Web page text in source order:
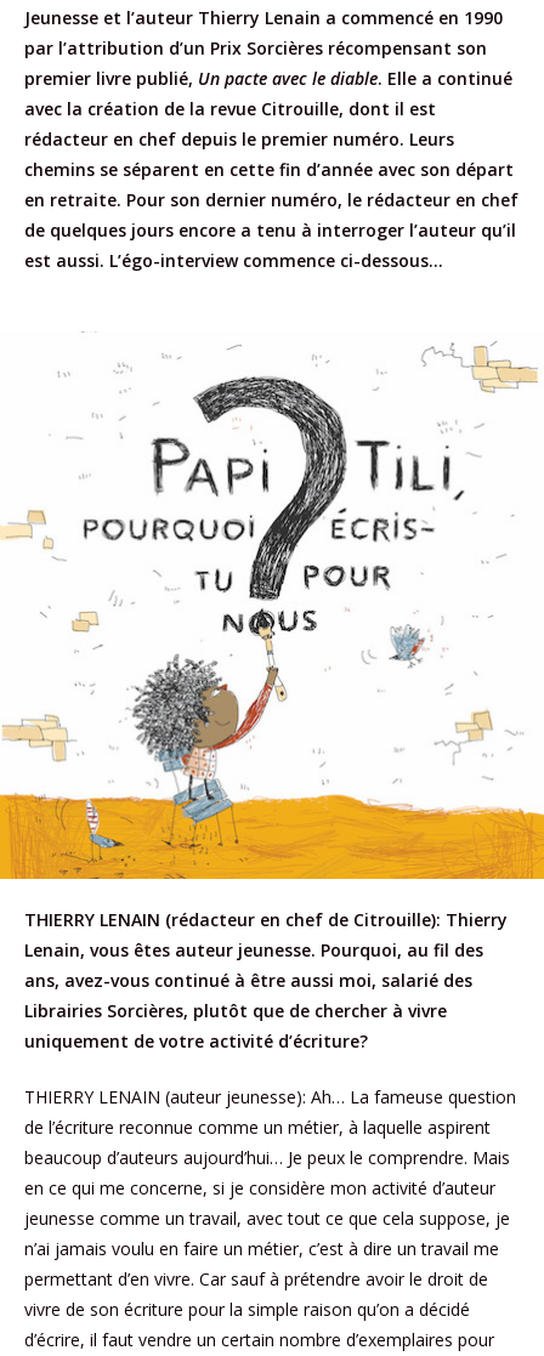
Jeunesse et l’auteur Thierry Lenain a commencé en 1990
par l’attribution d’un Prix Sorcières récompensant son
premier livre publié, Un pacte avec le diable. Elle a continué
avec la création de la revue Citrouille, dont il est
rédacteur en chef depuis le premier numéro. Leurs
chemins se séparent en cette fin d’année avec son départ
en retraite. Pour son dernier numéro, le rédacteur en chef
de quelques jours encore a tenu à interroger l’auteur qu’il
est aussi. L’égo-interview commence ci-dessous…
THIERRY LENAIN (rédacteur en chef de Citrouille): Thierry
Lenain, vous êtes auteur jeunesse. Pourquoi, au fil des
ans, avez-vous continué à être aussi moi, salarié des
Librairies Sorcières, plutôt que de chercher à vivre
uniquement de votre activité d’écriture?
THIERRY LENAIN (auteur jeunesse): Ah… La fameuse question
de l’écriture reconnue comme un métier, à laquelle aspirent
beaucoup d’auteurs aujourd’hui… Je peux le comprendre. Mais
en ce qui me concerne, si je considère mon activité d’auteur
jeunesse comme un travail, avec tout ce que cela suppose, je
n’ai jamais voulu en faire un métier, c’est à dire un travail me
permettant d’en vivre. Car sauf à prétendre avoir le droit de
vivre de son écriture pour la simple raison qu’on a décidé
d’écrire, il faut vendre un certain nombre d’exemplaires pour